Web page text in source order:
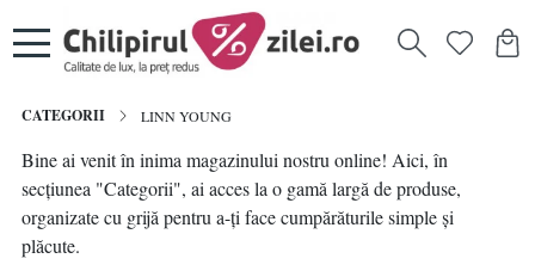
CATEGORII LINN YOUNG
Bine ai venit în inima magazinului nostru online! Aici, în
secțiunea "Categorii", ai acces la o gamă largă de produse,
organizate cu grijă pentru a-ți face cumpărăturile simple și
plăcute.